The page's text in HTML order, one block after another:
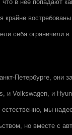
в нее попадают
востребованы
себя ограничили
Петербурге, они
Volkswagen, и
мы
но вместе с